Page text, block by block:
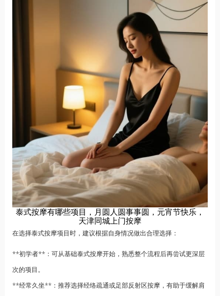
泰式按摩有哪些项目，月圆人圆事事圆，元宵节快乐，
天津同城上门按摩
在选择泰式按摩项目时，建议根据自身情况做出合理选择：
**初学者**：可从基础泰式按摩开始，熟悉整个流程后再尝试更深层
次的项目。
**经常久坐**：推荐选择经络疏通或足部反射区按摩，有助于缓解肩